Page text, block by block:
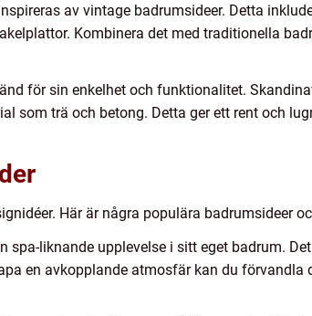
av vintage badrumsideer. Detta
Kombinera det med traditionella
för sin enkelhet och funktionalitet.
som trä och betong. Detta ger ett rent och
Här är några populära badrumsideer
spa-liknande upplevelse i sitt eget badrum.
en avkopplande atmosfär kan du